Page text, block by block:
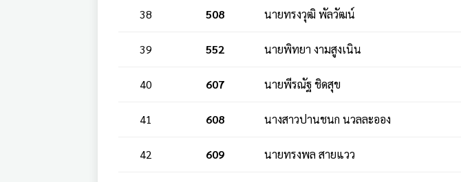
38 508 นายทรงวุฒิ พัลวัฒน์
39 552 นายพิทยา งามสูงเนิน
40 607 นายพีรณัฐ ชิดสุข
41 608 นางสาวปานชนก นวลละออง
42 609 นายทรงพล สายแวว